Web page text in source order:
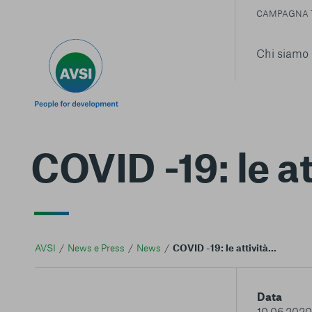
Chi siamo
CAMPAGNA
COVID -19: le
AVSI News e Press News COVID -19: le attività dello staff di AVSI in Italia
Data